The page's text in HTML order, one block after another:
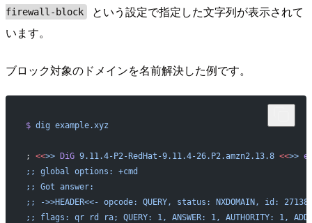
firewall-block
という設定で指定した文字列が表示されて
います。
ブロック対象のドメインを名前解決した例です。
$ dig example.xyz
; <<>> DiG 9.11.4-P2-RedHat-9.11.4-26.P2.amzn2.13.8 <<>>
;; global options: +cmd
;; Got answer:
;; ->>HEADER<<- opcode: QUERY, status: NXDOMAIN, id: 27138
;; flags: qr rd ra; QUERY: 1, ANSWER: 1, AUTHORITY: 1,